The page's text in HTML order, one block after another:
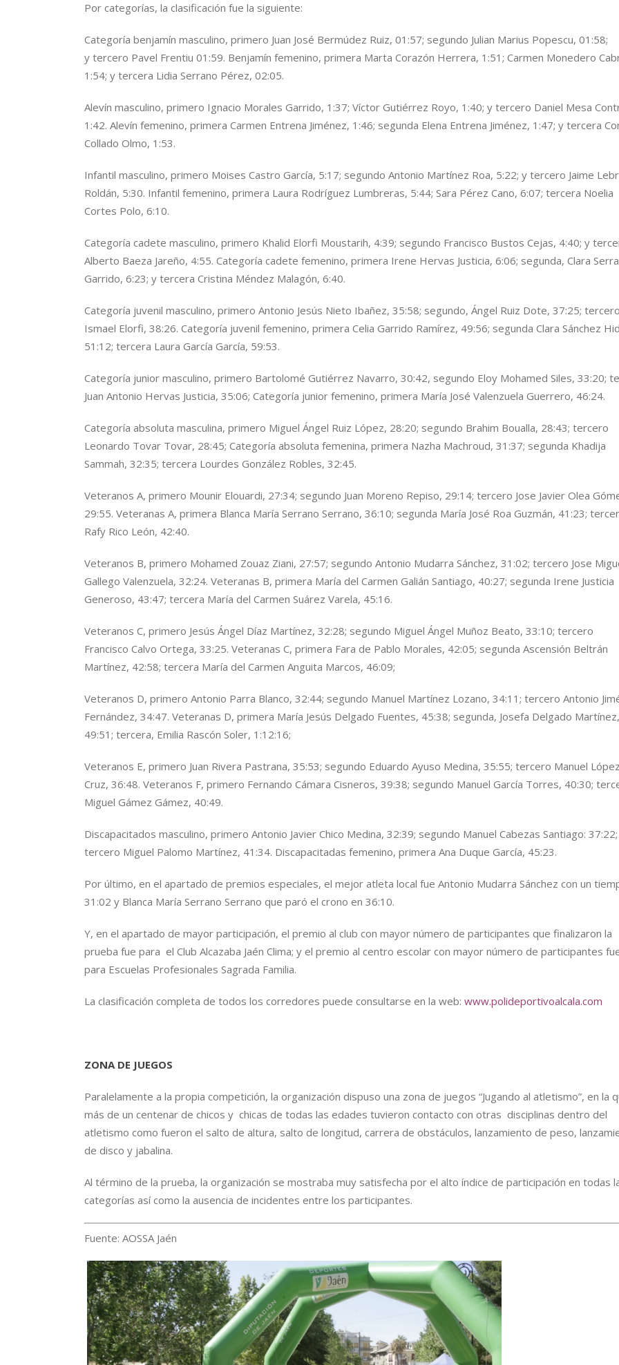
Por categorías, la clasificación fue la siguiente:
Categoría benjamín masculino, primero Juan José Bermúdez Ruiz, 01:57; segundo Julian Marius Popescu, 01:58;
y tercero Pavel Frentiu 01:59. Benjamín femenino, primera Marta Corazón Herrera, 1:51; Carmen Monedero
1:54; y tercera Lidia Serrano Pérez, 02:05.
Alevín masculino, primero Ignacio Morales Garrido, 1:37; Víctor Gutiérrez Royo, 1:40; y tercero Daniel Mesa
1:42. Alevín femenino, primera Carmen Entrena Jiménez, 1:46; segunda Elena Entrena Jiménez, 1:47; y tercera
Collado Olmo, 1:53.
Infantil masculino, primero Moises Castro García, 5:17; segundo Antonio Martínez Roa, 5:22; y tercero Jaime
Roldán, 5:30. Infantil femenino, primera Laura Rodríguez Lumbreras, 5:44; Sara Pérez Cano, 6:07; tercera Noelia
Cortes Polo, 6:10.
Categoría cadete masculino, primero Khalid Elorfi Moustarih, 4:39; segundo Francisco Bustos Cejas, 4:40; y
Alberto Baeza Jareño, 4:55. Categoría cadete femenino, primera Irene Hervas Justicia, 6:06; segunda, Clara
Garrido, 6:23; y tercera Cristina Méndez Malagón, 6:40.
Categoría juvenil masculino, primero Antonio Jesús Nieto Ibañez, 35:58; segundo, Ángel Ruiz Dote, 37:25;
Ismael Elorfi, 38:26. Categoría juvenil femenino, primera Celia Garrido Ramírez, 49:56; segunda Clara Sánchez
51:12; tercera Laura García García, 59:53.
Categoría junior masculino, primero Bartolomé Gutiérrez Navarro, 30:42, segundo Eloy Mohamed Siles, 33:20;
Juan Antonio Hervas Justicia, 35:06; Categoría junior femenino, primera María José Valenzuela Guerrero, 46:24.
Categoría absoluta masculina, primero Miguel Ángel Ruiz López, 28:20; segundo Brahim Boualla, 28:43; tercero
Leonardo Tovar Tovar, 28:45; Categoría absoluta femenina, primera Nazha Machroud, 31:37; segunda Khadija
Sammah, 32:35; tercera Lourdes González Robles, 32:45.
Veteranos A, primero Mounir Elouardi, 27:34; segundo Juan Moreno Repiso, 29:14; tercero Jose Javier Olea
29:55. Veteranas A, primera Blanca María Serrano Serrano, 36:10; segunda María José Roa Guzmán, 41:23;
Rafy Rico León, 42:40.
Veteranos B, primero Mohamed Zouaz Ziani, 27:57; segundo Antonio Mudarra Sánchez, 31:02; tercero Jose
Gallego Valenzuela, 32:24. Veteranas B, primera María del Carmen Galián Santiago, 40:27; segunda Irene Justicia
Generoso, 43:47; tercera María del Carmen Suárez Varela, 45:16.
Veteranos C, primero Jesús Ángel Díaz Martínez, 32:28; segundo Miguel Ángel Muñoz Beato, 33:10; tercero
Francisco Calvo Ortega, 33:25. Veteranas C, primera Fara de Pablo Morales, 42:05; segunda Ascensión Beltrán
Martínez, 42:58; tercera María del Carmen Anguita Marcos, 46:09;
Veteranos D, primero Antonio Parra Blanco, 32:44; segundo Manuel Martínez Lozano, 34:11; tercero Antonio
Fernández, 34:47. Veteranas D, primera María Jesús Delgado Fuentes, 45:38; segunda, Josefa Delgado Martínez,
49:51; tercera, Emilia Rascón Soler, 1:12:16;
Veteranos E, primero Juan Rivera Pastrana, 35:53; segundo Eduardo Ayuso Medina, 35:55; tercero Manuel López
Cruz, 36:48. Veteranos F, primero Fernando Cámara Cisneros, 39:38; segundo Manuel García Torres, 40:30;
Miguel Gámez Gámez, 40:49.
Discapacitados masculino, primero Antonio Javier Chico Medina, 32:39; segundo Manuel Cabezas Santiago: 37:22;
tercero Miguel Palomo Martínez, 41:34. Discapacitadas femenino, primera Ana Duque García, 45:23.
Por último, en el apartado de premios especiales, el mejor atleta local fue Antonio Mudarra Sánchez con un
31:02 y Blanca María Serrano Serrano que paró el crono en 36:10.
Y, en el apartado de mayor participación, el premio al club con mayor número de participantes que finalizaron la
prueba fue para el Club Alcazaba Jaén Clima; y el premio al centro escolar con mayor número de participantes
para Escuelas Profesionales Sagrada Familia.
La clasificación completa de todos los corredores puede consultarse en la web: www.polideportivoalcala.com
ZONA DE JUEGOS
Paralelamente a la propia competición, la organización dispuso una zona de juegos “Jugando al atletismo”, en la
más de un centenar de chicos y chicas de todas las edades tuvieron contacto con otras disciplinas dentro del
atletismo como fueron el salto de altura, salto de longitud, carrera de obstáculos, lanzamiento de peso,
de disco y jabalina.
Al término de la prueba, la organización se mostraba muy satisfecha por el alto índice de participación en todas
categorías así como la ausencia de incidentes entre los participantes.
Fuente: AOSSA Jaén